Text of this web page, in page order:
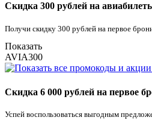
Скидка 300 рублей на
Получи скидку 300 рублей на первое
Показать
AVIA300
Скидка 6 000 рублей на первое
Успей воспользоваться выгодным